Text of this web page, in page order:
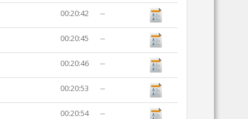
00:20:42 --
00:20:45 --
00:20:46 --
00:20:53 --
00:20:54 --